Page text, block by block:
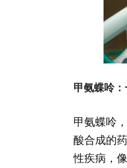
甲氨蝶呤：
甲氨蝶呤
酸合成的
性疾病，